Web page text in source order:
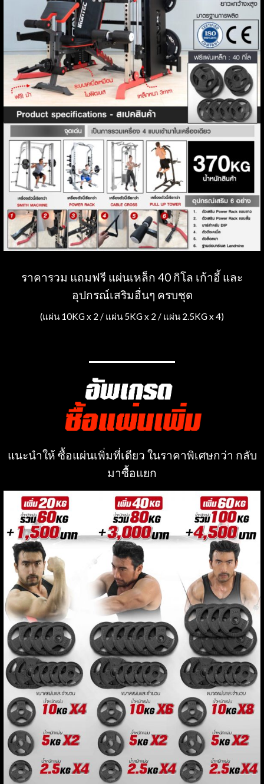
ราคารวม แถมฟรี แผ่นเหล็ก 40 กิโล เก้าอี้ และ
อุปกรณ์เสริมอื่นๆ ครบชุด
(แผ่น 10KG x 2 / แผ่น 5KG x 2 / แผ่น 2.5KG x 4)
แนะนำให้ ซื้อแผ่นเพิ่มที่เดียว ในราคาพิเศษกว่า กลับ
มาซื้อแยก